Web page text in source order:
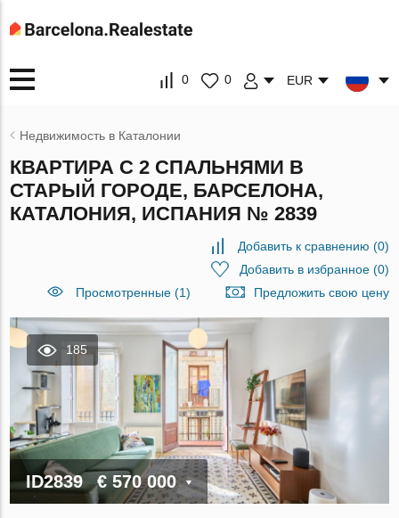
0 0 EUR
Недвижимость в Каталонии
КВАРТИРА С 2 СПАЛЬНЯМИ В
СТАРЫЙ ГОРОДЕ, БАРСЕЛОНА,
КАТАЛОНИЯ, ИСПАНИЯ № 2839
Добавить к сравнению (0)
Добавить в избранное(0)
Просмотренные (1)
Предложить свою цену
185
ID2839 € 570 000